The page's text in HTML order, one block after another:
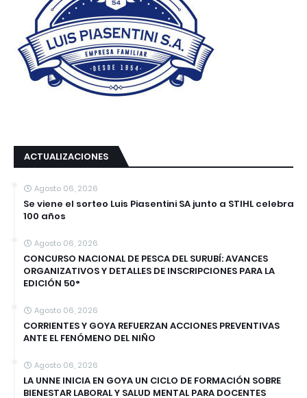
ACTUALIZACIONES
Agosto 06, 2026
Se viene el sorteo Luis Piasentini SA junto a STIHL celebra
100 años
Agosto 06, 2026
CONCURSO NACIONAL DE PESCA DEL SURUBÍ: AVANCES
ORGANIZATIVOS Y DETALLES DE INSCRIPCIONES PARA LA
EDICIÓN 50°
Agosto 06, 2026
CORRIENTES Y GOYA REFUERZAN ACCIONES PREVENTIVAS
ANTE EL FENÓMENO DEL NIÑO
Agosto 06, 2026
LA UNNE INICIA EN GOYA UN CICLO DE FORMACIÓN SOBRE
BIENESTAR LABORAL Y SALUD MENTAL PARA DOCENTES